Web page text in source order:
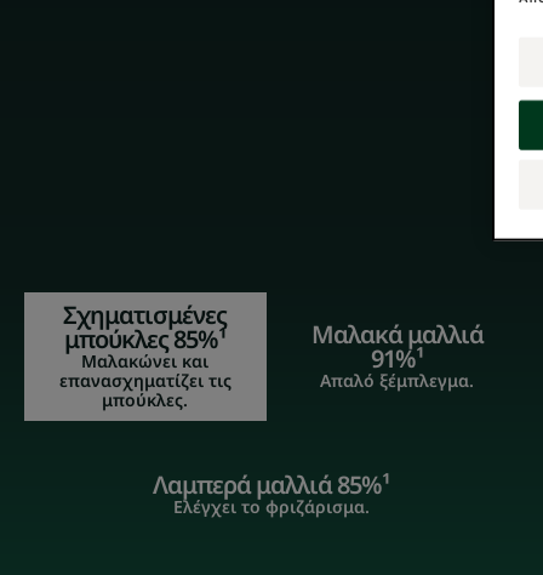
Σχηματισμένες
μπούκλες 85%¹
Μαλακώνει και
επανασχηματίζει τις
μπούκλες.
Μαλακά μαλλιά
91%¹
Απαλό ξέμπλεγμα.
Λαμπερά μαλλιά 85%¹
Ελέγχει το φριζάρισμα.